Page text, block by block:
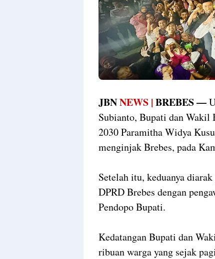
JBNNEWS | BREBES —
Subianto, Bupati dan Wakil
2030 Paramitha Widya
menginjak Brebes, pada
Setelah itu, keduanya
DPRD Brebes dengan
Pendopo Bupati.
Kedatangan Bupati dan
ribuan warga yang sejak